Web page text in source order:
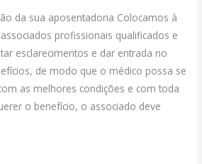
da sua aposentadoria Colocamos à
profissionais qualificados e
esclarecimentos e dar entrada no
de modo que o médico possa se
as melhores condições e com toda
o benefício, o associado deve